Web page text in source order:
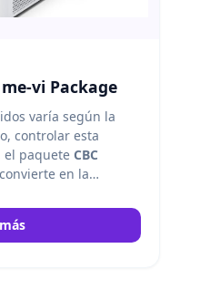
me-vi Package
varía según la
controlar esta
el paquete CBC
en la
a la
IKA